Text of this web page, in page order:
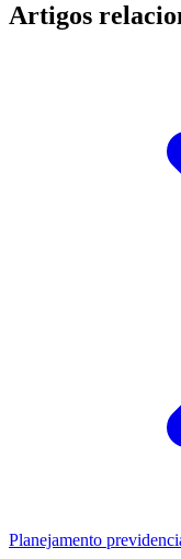
Artigos
Planejamento